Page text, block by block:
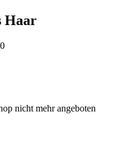
Haar
nicht mehr angeboten